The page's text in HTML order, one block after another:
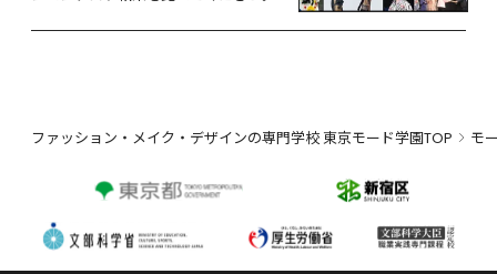
ファッション・メイク・デザインの専門学校 東京モード学園TOP モ